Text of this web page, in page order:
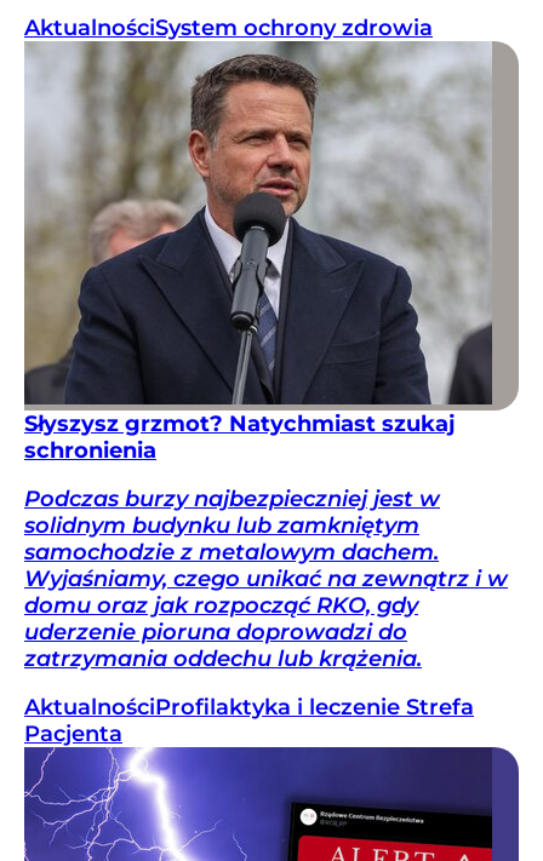
AktualnościSystem ochrony zdrowia
Słyszysz grzmot? Natychmiast szukaj
schronienia
Podczas burzy najbezpieczniej jest w
solidnym budynku lub zamkniętym
samochodzie z metalowym dachem.
Wyjaśniamy, czego unikać na zewnątrz i w
domu oraz jak rozpocząć RKO, gdy
uderzenie pioruna doprowadzi do
zatrzymania oddechu lub krążenia.
AktualnościProfilaktyka i leczenie Strefa
Pacjenta